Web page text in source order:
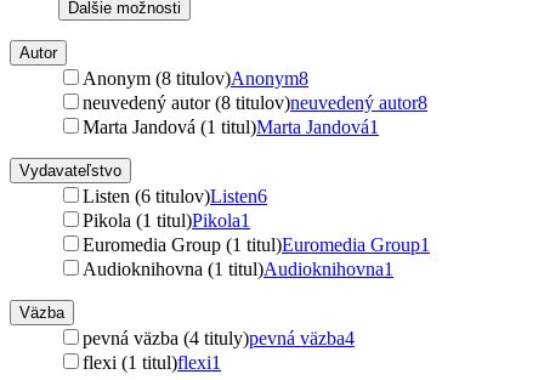
Ďalšie možnosti
Autor
Anonym (8 titulov)Anonym8
neuvedený autor (8 titulov)neuvedený autor8
Marta Jandová (1 titul)Marta Jandová1
Vydavateľstvo
Listen (6 titulov)Listen6
Pikola (1 titul)Pikola1
Euromedia Group (1 titul)Euromedia Group1
Audioknihovna (1 titul)Audioknihovna1
Väzba
pevná väzba (4 tituly)pevná väzba4
flexi (1 titul)flexi1